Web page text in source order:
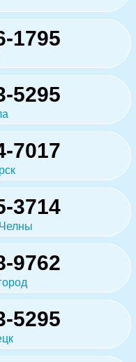
1795
5295
7017
3714
9762
5295